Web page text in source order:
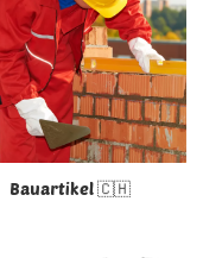
Bauartikel 🇨🇭